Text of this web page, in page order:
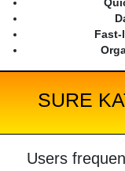
SURE
Users